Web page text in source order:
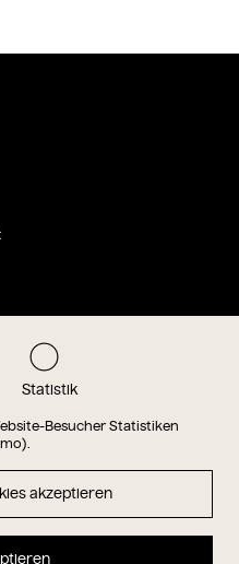
Statistik
Besucher Statistiken
akzeptieren